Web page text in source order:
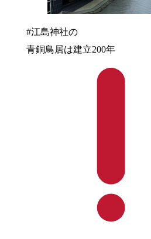
#江島神社の
青銅鳥居は建立200年